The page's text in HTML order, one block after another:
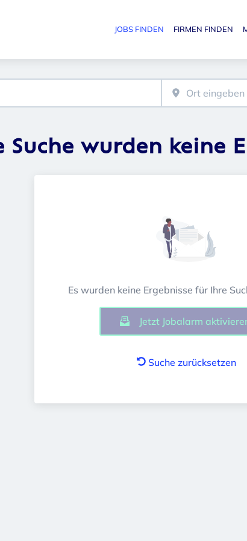
JOBS FINDEN FIRMEN FINDEN
Suche wurden keine
Es wurden keine Ergebnisse für Ihre
Jetzt Jobalarm
Suche zurücksetzen